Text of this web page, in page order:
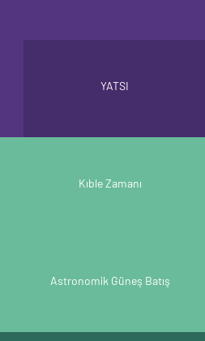
YATSI
Kıble Zamanı
Astronomik Güneş Batış